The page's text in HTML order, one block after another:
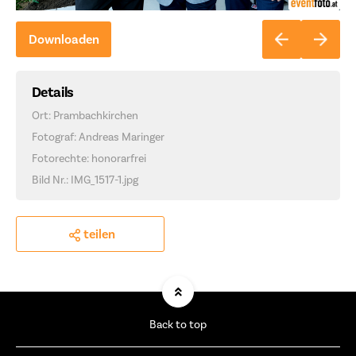
Downloaden
Details
Ort: Prambachkirchen
Fotograf: Andreas Maringer
Fotorechte: honorarfrei
Bild Nr.: IMG_1517-1.jpg
teilen
Back to top